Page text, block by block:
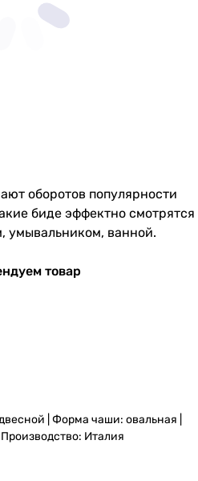
оборотов популярности
биде эффектно смотрятся
умывальником, ванной.
товар
| Форма чаши: овальная |
Италия